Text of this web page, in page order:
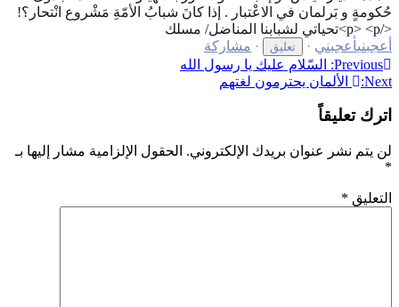
أعجبنيأعجبني ·
· مشاركة
تصفّح
المقالات
Previous:
السّلام عليك يا رسول الله
Next:
الألمان يحترمون لغتهم
اترك تعليقاً
لن يتم نشر عنوان بريدك الإلكتروني. الحقول الإلزامية مشار إليها بـ
*
التعليق *